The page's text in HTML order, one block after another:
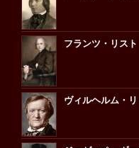
フランツ・リスト
ヴィルヘルム・